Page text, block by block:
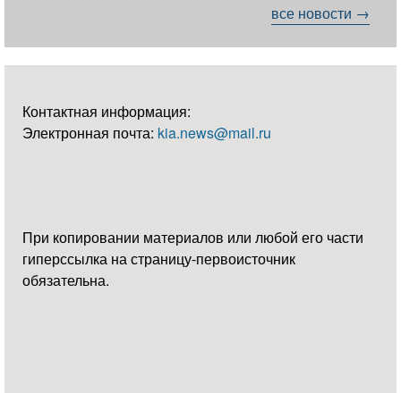
все новости →
Контактная информация:
Электронная почта: kia.news@mail.ru
При копировании материалов или любой его части
гиперссылка на страницу-первоисточник
обязательна.